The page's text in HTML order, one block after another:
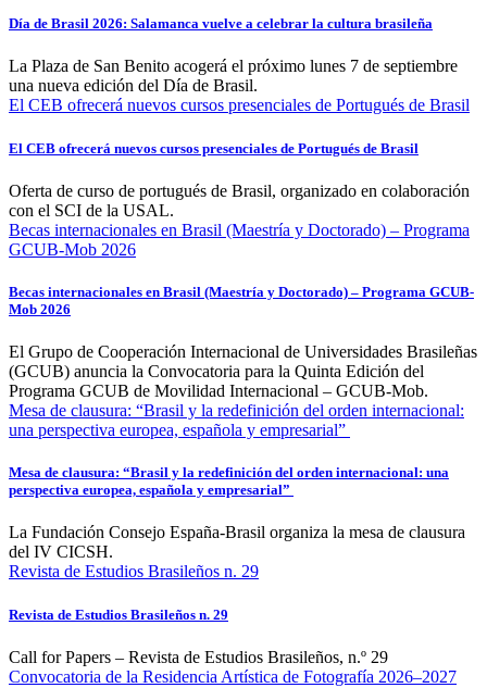
Día de Brasil 2026: Salamanca vuelve a celebrar la cultura brasileña
La Plaza de San Benito acogerá el próximo lunes 7 de septiembre
una nueva edición del Día de Brasil.
El CEB ofrecerá nuevos cursos presenciales de Portugués de Brasil
El CEB ofrecerá nuevos cursos presenciales de Portugués de Brasil
Oferta de curso de portugués de Brasil, organizado en colaboración
con el SCI de la USAL.
Becas internacionales en Brasil (Maestría y Doctorado) – Programa
GCUB-Mob 2026
Becas internacionales en Brasil (Maestría y Doctorado) – Programa GCUB-
Mob 2026
El Grupo de Cooperación Internacional de Universidades Brasileñas
(GCUB) anuncia la Convocatoria para la Quinta Edición del
Programa GCUB de Movilidad Internacional – GCUB-Mob.
Mesa de clausura: “Brasil y la redefinición del orden internacional:
una perspectiva europea, española y empresarial”
Mesa de clausura: “Brasil y la redefinición del orden internacional: una
perspectiva europea, española y empresarial”
La Fundación Consejo España-Brasil organiza la mesa de clausura
del IV CICSH.
Revista de Estudios Brasileños n. 29
Revista de Estudios Brasileños n. 29
Call for Papers – Revista de Estudios Brasileños, n.º 29
Convocatoria de la Residencia Artística de Fotografía 2026–2027